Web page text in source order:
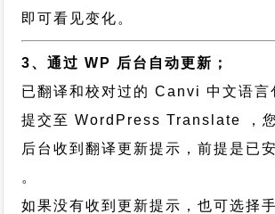
即可看见变化。
3、通过 WP 后台自动更新；
已翻译和校对过的 Canvi 中文语言
提交至 WordPress Translate ，
后台收到翻译更新提示，前提是已
。
如果没有收到更新提示，也可选择